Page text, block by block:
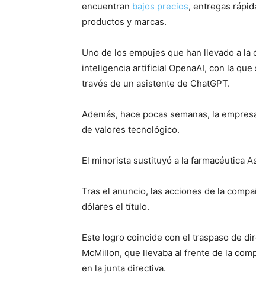
encuentran bajos precios, entregas
productos y marcas.
Uno de los empujes que han llevado a
inteligencia artificial OpenaAI, con la
través de un asistente de ChatGPT.
Además, hace pocas semanas, la
de valores tecnológico.
El minorista sustituyó a la farmacéutica
Tras el anuncio, las acciones de la
dólares el título.
Este logro coincide con el traspaso de
McMillon, que llevaba al frente de la
en la junta directiva.